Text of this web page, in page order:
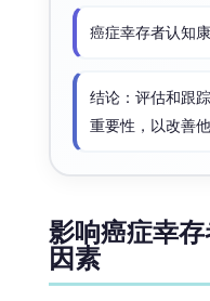
癌症幸存者认知
结论：评估和跟
重要性，以改善
影响癌症幸
因素